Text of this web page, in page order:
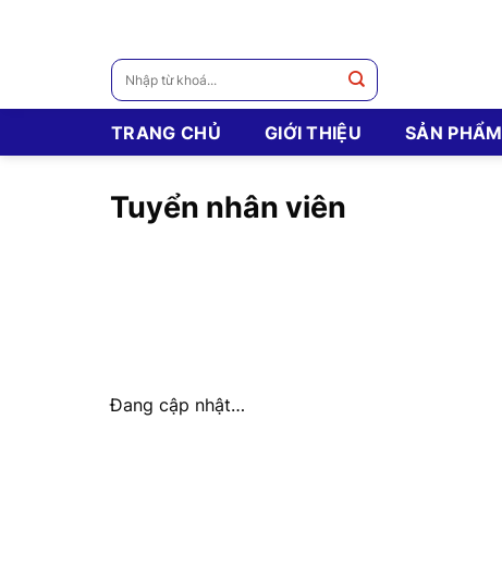
Tìm
kiếm:
TRANG CHỦ GIỚI THIỆU SẢN PHẨM
Tuyển nhân viên
Đang cập nhật…